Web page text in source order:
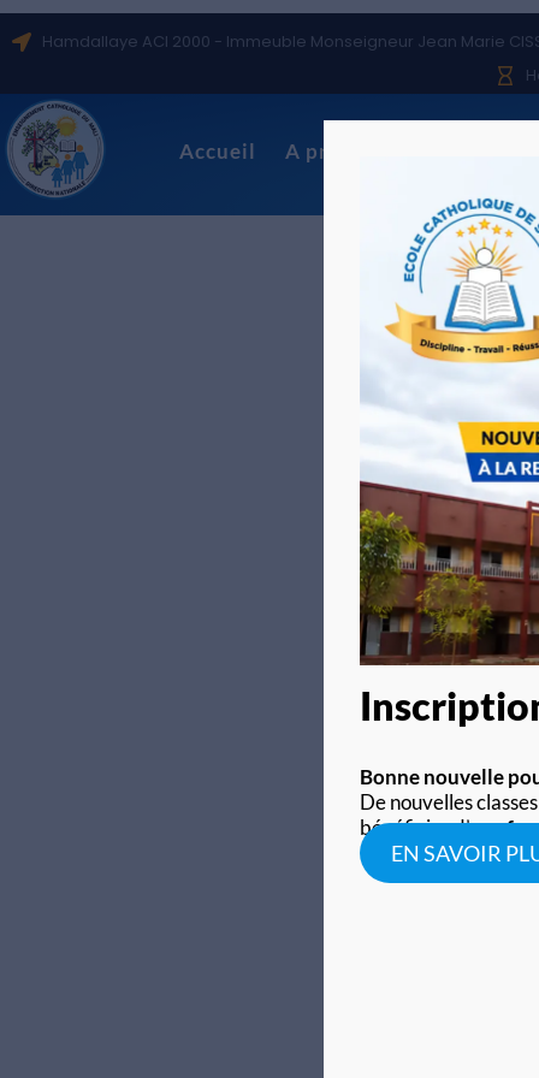
Hamdallaye ACI 2000 - Immeuble Monseigneur Jean Marie
Accueil A propos
Bonne nouvelle
De nouvelles
bénéficier d’une
EN SAVOIR